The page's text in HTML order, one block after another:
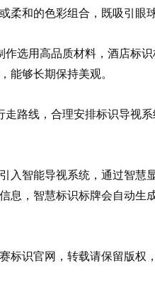
柔和的色彩组合，既吸引眼
作选用高品质材料，酒店标
能够长期保持美观。
走路线，合理安排标识导视
入智能导视系统，通过智慧
息，智慧标识标牌会自动生
标识官网，转载请保留版权